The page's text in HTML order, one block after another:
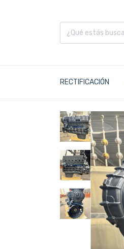
RECTIFICACIÓN